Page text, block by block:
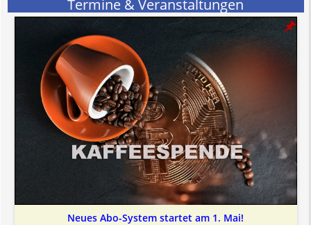
Termine & Veranstaltungen
Neues Abo-System startet am 1. Mai!